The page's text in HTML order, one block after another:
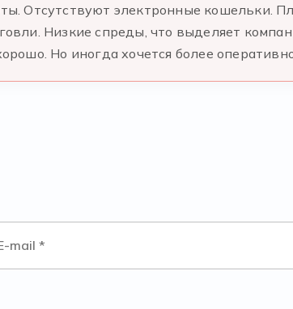
Отсутствуют электронные кошельки.
Низкие спреды, что выделяет
Но иногда хочется более